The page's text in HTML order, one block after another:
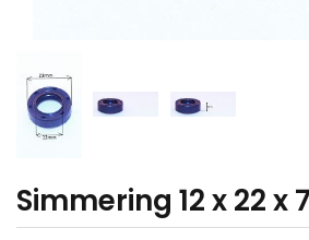
Simmering 12 x 22 x